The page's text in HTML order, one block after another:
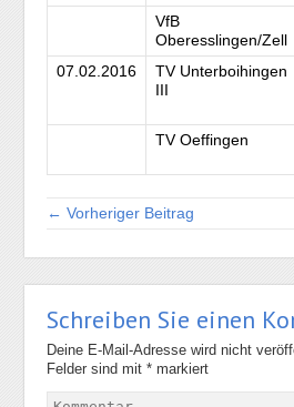
VfB
Oberesslingen/Zell
07.02.2016
TV Unterboihingen
III
TV Oeffingen
← Vorheriger Beitrag
Schreiben Sie einen
Deine E-Mail-Adresse wird nicht
Felder sind mit* markiert